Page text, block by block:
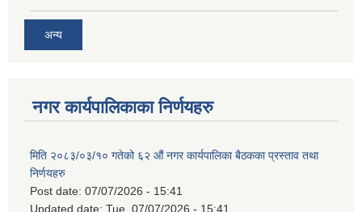
अन्य
नगर कार्यपालिकाका निर्णयहरु
मिति २०८३/०३/१० गतेको ६२ औं नगर कार्यपालिका बैठकका प्रस्ताव तथा
निर्णयहरु
Post date: 07/07/2026 - 15:41
Updated date: Tue, 07/07/2026 - 15:41